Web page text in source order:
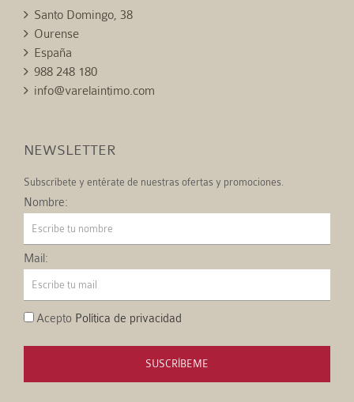
Santo Domingo, 38
Ourense
España
988 248 180
info@varelaintimo.com
NEWSLETTER
Subscríbete y entérate de nuestras ofertas y promociones.
Nombre:
Mail:
Acepto Política de privacidad
SUSCRÍBEME